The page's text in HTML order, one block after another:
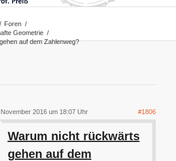
/ Foren /
Geometrie /
auf dem Zahlenweg?
2016 um 18:07 Uhr #1806
Warum nicht rückwärts
gehen auf dem